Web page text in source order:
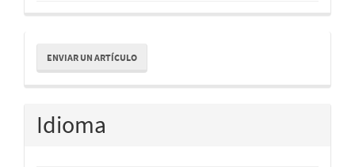
Enviar
un
artículo
ENVIAR UN ARTÍCULO
Idioma